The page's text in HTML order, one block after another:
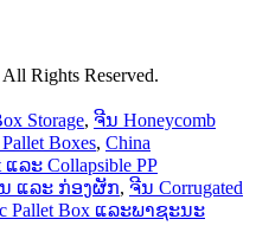
Rights Reserved.
Storage, ຈີນ Honeycomb
Boxes, China
ແລະ Collapsible PP
ແລະ ກ່ອງຜັກ, ຈີນ Corrugated
Pallet Box ແລະພາຊະນະ